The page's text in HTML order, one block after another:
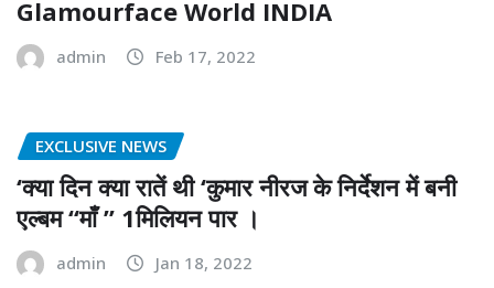
Glamourface World INDIA
admin Feb 17, 2022
EXCLUSIVE NEWS
‘क्या दिन क्या रातें थी ‘कुमार नीरज के निर्देशन में बनी
एल्बम “माँ ” 1मिलियन पार ।
admin Jan 18, 2022